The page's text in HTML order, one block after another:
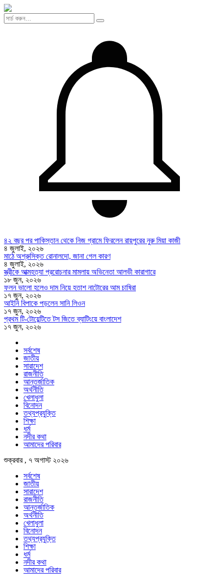
৪২ বছর পর পাকিস্তান থেকে নিজ গ্রামে ফিরলেন রায়পুরের নুরু মিয়া কাজী
৪ জুলাই, ২০২৬
মাঠে অশ্রুসিক্ত রোনালদো, জানা গেল কারণ
৪ জুলাই, ২০২৬
স্ত্রীকে আত্মহত্যা প্ররোচনার মামলায় অভিনেতা আলভী কারাগারে
১৮ জুন, ২০২৬
ফলন ভালো হলেও দাম নিয়ে হতাশ নাটোরের আম চাষিরা
১৭ জুন, ২০২৬
আইনি বিপাকে পড়লেন সানি লিওন
১৭ জুন, ২০২৬
প্রথম টি-টোয়েন্টিতে টস জিতে ব্যাটিংয়ে বাংলাদেশ
১৭ জুন, ২০২৬
সর্বশেষ
জাতীয়
সারাদেশ
রাজনীতি
আন্তর্জাতিক
অর্থনীতি
খেলাধুলা
বিনোদন
তথ্যপ্রযুক্তি
শিক্ষা
ধর্ম
নদীর কথা
আমাদের পরিবার
শুক্রবার , ৭ অগাস্ট ২০২৬
সর্বশেষ
জাতীয়
সারাদেশ
রাজনীতি
আন্তর্জাতিক
অর্থনীতি
খেলাধুলা
বিনোদন
তথ্যপ্রযুক্তি
শিক্ষা
ধর্ম
নদীর কথা
আমাদের পরিবার